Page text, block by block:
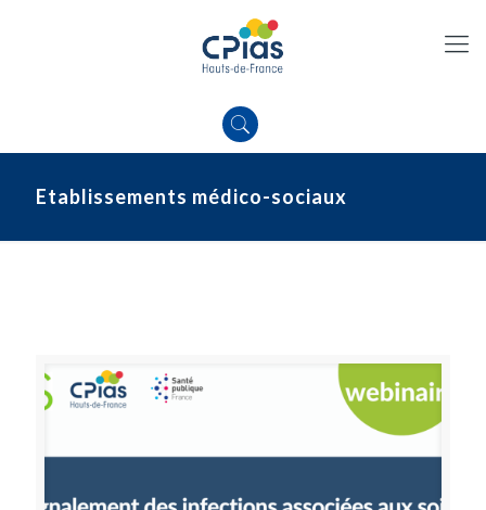
Etablissements médico-sociaux